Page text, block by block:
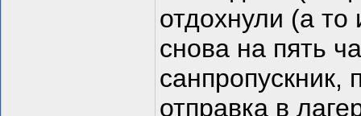
отдохнули (а
снова на пять
санпропускник,
отправка в